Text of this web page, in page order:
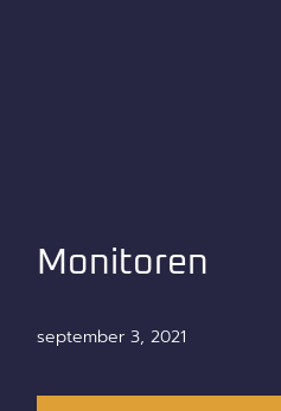
Monitoren
september 3, 2021